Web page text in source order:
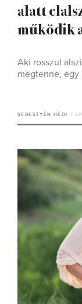
alatt
működik
Aki rosszul
megtenne,
SEBESTYÉN HÉDI 2